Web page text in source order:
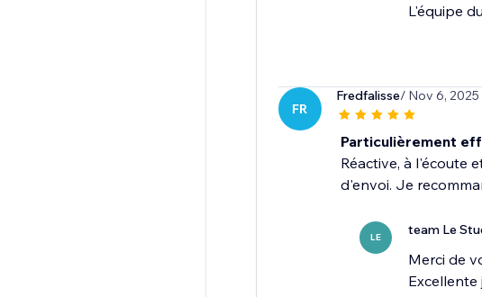
L'équipe
FR
Fredfalisse/ Nov 6, 2025
Particulièrement
Réactive, à l'écoute
d'envoi. Je
LE team Le
Merci de
Excellente